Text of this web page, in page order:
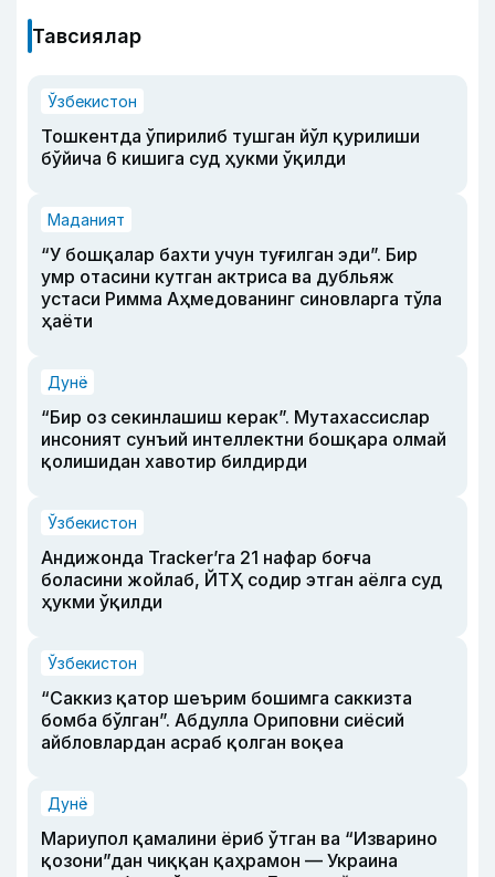
Тавсиялар
Ўзбекистон
Тошкентда ўпирилиб тушган йўл қурилиши
бўйича 6 кишига суд ҳукми ўқилди
Маданият
“У бошқалар бахти учун туғилган эди”. Бир
умр отасини кутган актриса ва дубльяж
устаси Римма Аҳмедованинг синовларга тўла
ҳаёти
Дунё
“Бир оз секинлашиш керак”. Мутахассислар
инсоният сунъий интеллектни бошқара олмай
қолишидан хавотир билдирди
Ўзбекистон
Андижонда Tracker’га 21 нафар боғча
боласини жойлаб, ЙТҲ содир этган аёлга суд
ҳукми ўқилди
Ўзбекистон
“Саккиз қатор шеърим бошимга саккизта
бомба бўлган”. Абдулла Ориповни сиёсий
айбловлардан асраб қолган воқеа
Дунё
Мариупол қамалини ёриб ўтган ва “Изварино
қозони”дан чиққан қаҳрамон — Украина